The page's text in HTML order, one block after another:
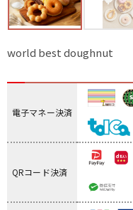
world best doughnut
電子マネー決済
QRコード決済